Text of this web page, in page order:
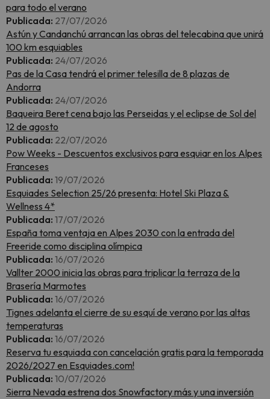
para todo el verano
Publicada: 27/07/2026
Astún y Candanchú arrancan las obras del telecabina que unirá
100 km esquiables
Publicada: 24/07/2026
Pas de la Casa tendrá el primer telesilla de 8 plazas de
Andorra
Publicada: 24/07/2026
Baqueira Beret cena bajo las Perseidas y el eclipse de Sol del
12 de agosto
Publicada: 22/07/2026
Pow Weeks - Descuentos exclusivos para esquiar en los Alpes
Franceses
Publicada: 19/07/2026
Esquiades Selection 25/26 presenta: Hotel Ski Plaza &
Wellness 4*
Publicada: 17/07/2026
España toma ventaja en Alpes 2030 con la entrada del
Freeride como disciplina olímpica
Publicada: 16/07/2026
Vallter 2000 inicia las obras para triplicar la terraza de la
Brasería Marmotes
Publicada: 16/07/2026
Tignes adelanta el cierre de su esquí de verano por las altas
temperaturas
Publicada: 16/07/2026
Reserva tu esquiada con cancelación gratis para la temporada
2026/2027 en Esquiades.com!
Publicada: 10/07/2026
Sierra Nevada estrena dos Snowfactory más y una inversión